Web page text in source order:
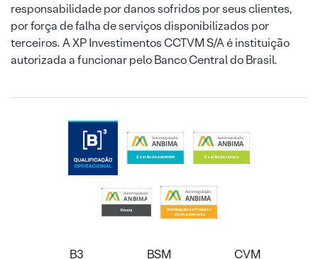
responsabilidade por danos sofridos por seus clientes,
por força de falha de serviços disponibilizados por
terceiros. A XP Investimentos CCTVM S/A é instituição
autorizada a funcionar pelo Banco Central do Brasil.
B3 BSM CVM